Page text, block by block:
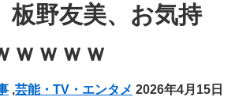
板野友美、お気持
ｗｗｗｗ
,芸能・TV・エンタメ 2026年4月15日